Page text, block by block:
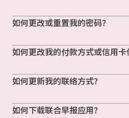
如何更改或重置我的密码？
如何更改我的付款方式或信用卡
如何更新我的联络方式？
如何下载联合早报应用？